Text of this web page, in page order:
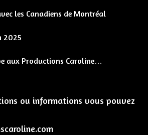
les Canadiens de Montréal
2025
aux Productions Caroline…
ou informations vous pouvez